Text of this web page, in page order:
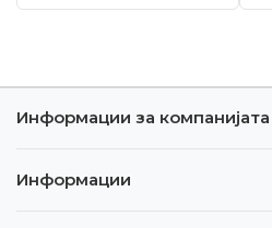
Информации за компанијата
Информации